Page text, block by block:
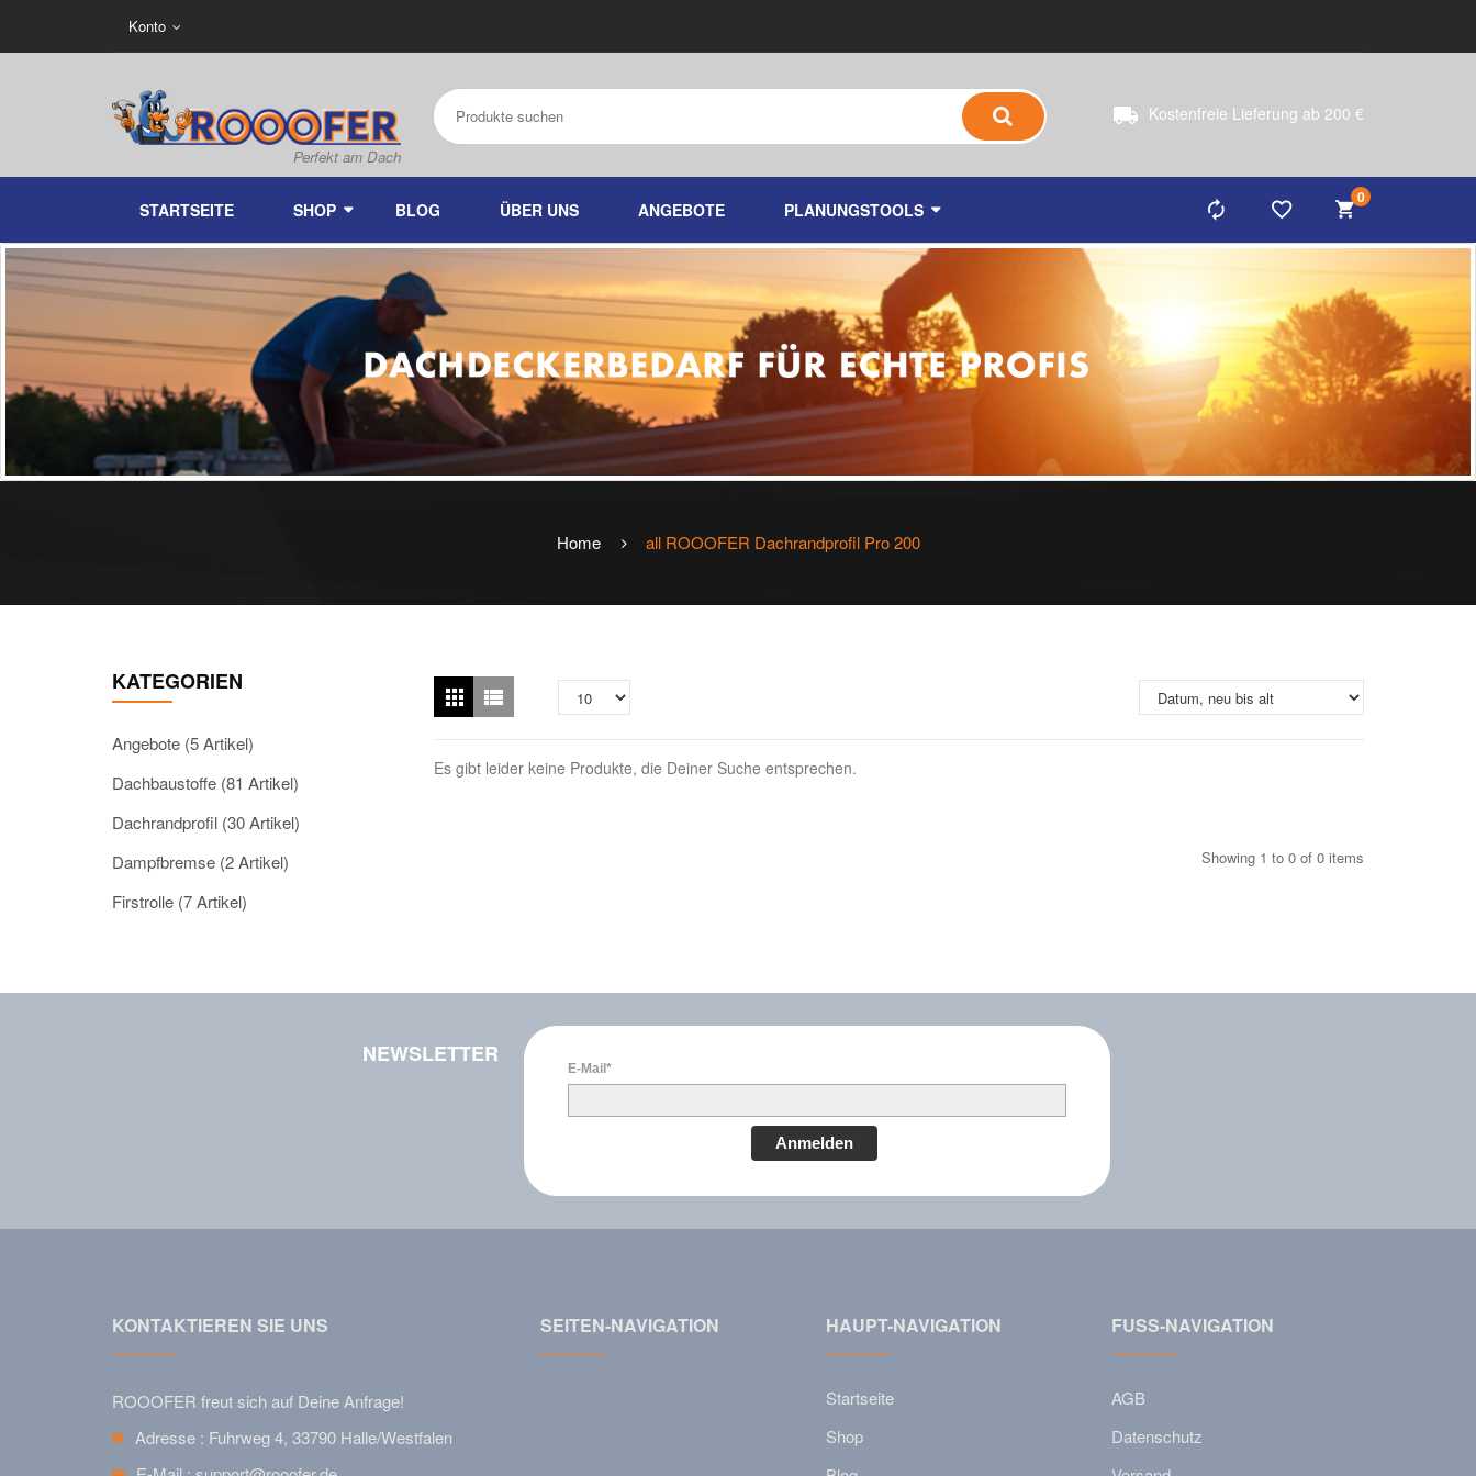
Konto
Kostenfreie Lieferung ab 200 €
0
STARTSEITE SHOP BLOG ÜBER UNS ANGEBOTE PLANUNGSTOOLS
Home allROOOFER Dachrandprofil Pro 200
KATEGORIEN
Angebote (5 Artikel)
Dachbaustoffe (81 Artikel)
Dachrandprofil (30 Artikel)
Dampfbremse (2 Artikel)
Firstrolle (7 Artikel)
Es gibt leider keine Produkte, die Deiner Suche entsprechen.
Showing 1 to 0 of 0 items
NEWSLETTER
E-Mail*
Anmelden
KONTAKTIEREN SIE UNS
ROOOFER freut sich auf Deine Anfrage!
Adresse : Fuhrweg 4, 33790 Halle/Westfalen
SEITEN-NAVIGATION HAUPT-NAVIGATION
Startseite
Shop
FUSS-NAVIGATION
AGB
Datenschutz